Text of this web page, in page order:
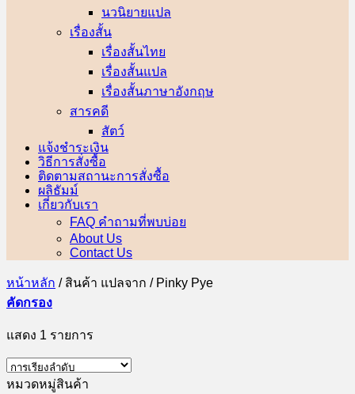
นวนิยายแปล
เรื่องสั้น
เรื่องสั้นไทย
เรื่องสั้นแปล
เรื่องสั้นภาษาอังกฤษ
สารคดี
สัตว์
แจ้งชำระเงิน
วิธีการสั่งซื้อ
ติดตามสถานะการสั่งซื้อ
ผลิธัมม์
เกี่ยวกับเรา
FAQ คำถามที่พบบ่อย
About Us
Contact Us
หน้าหลัก /สินค้า แปลจาก /Pinky Pye
คัดกรอง
แสดง 1 รายการ
หมวดหมู่สินค้า